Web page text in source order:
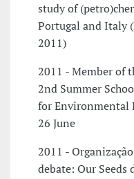
study of
Portugal and Italy
2011)
2011 - Member of
2nd Summer
for Environmental
26 June
2011 -
debate: Our Seeds